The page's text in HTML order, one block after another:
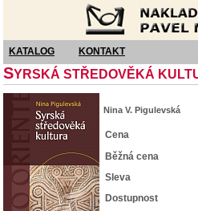
KATALOG KONTAKT
SYRSKÁ STŘEDOVĚKÁ
Nina V. Pigulevská
Cena
Běžná cena
Sleva
Dostupnost